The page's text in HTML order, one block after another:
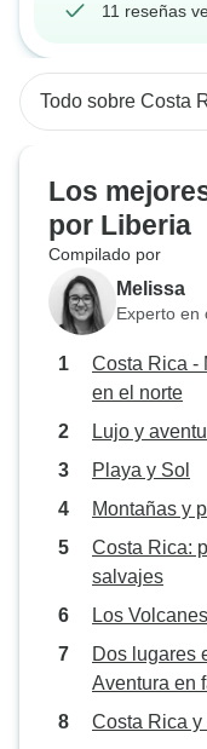
11 reseñas
Todo sobre Costa
Los
por Liberia
Compilado por
Melissa
Experto en
Costa Rica -
en el norte
Lujo y
Playa y Sol
Montañas y
Costa Rica:
salvajes
Los Volcanes
Dos lugares
Aventura en
Costa Rica